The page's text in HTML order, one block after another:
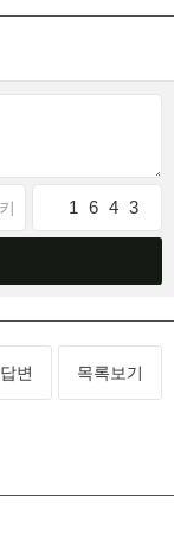
1 6 4 3
답변 목록보기